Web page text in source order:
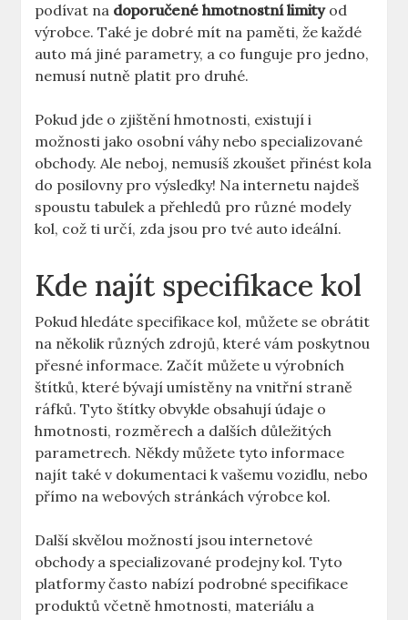
podívat na doporučené hmotnostní limityod
výrobce. Také je dobré mít na paměti, že každé
auto má jiné parametry, a co funguje pro jedno,
nemusí nutně platit pro druhé.
Pokud jde o zjištění hmotnosti, existují i
možnosti jako osobní váhy nebo specializované
obchody. Ale neboj, nemusíš zkoušet přinést kola
do posilovny pro výsledky! Na internetu najdeš
spoustu tabulek a přehledů pro různé modely
kol, což ti určí, zda jsou pro tvé auto ideální.
Kde najít specifikace kol
Pokud hledáte specifikace kol, můžete se obrátit
na několik různých zdrojů, které vám poskytnou
přesné informace. Začít můžete u výrobních
štítků, které bývají umístěny na vnitřní straně
ráfků. Tyto štítky obvykle obsahují údaje o
hmotnosti, rozměrech a dalších důležitých
parametrech. Někdy můžete tyto informace
najít také v dokumentaci k vašemu vozidlu, nebo
přímo na webových stránkách výrobce kol.
Další skvělou možností jsou internetové
obchody a specializované prodejny kol. Tyto
platformy často nabízí podrobné specifikace
produktů včetně hmotnosti, materiálu a